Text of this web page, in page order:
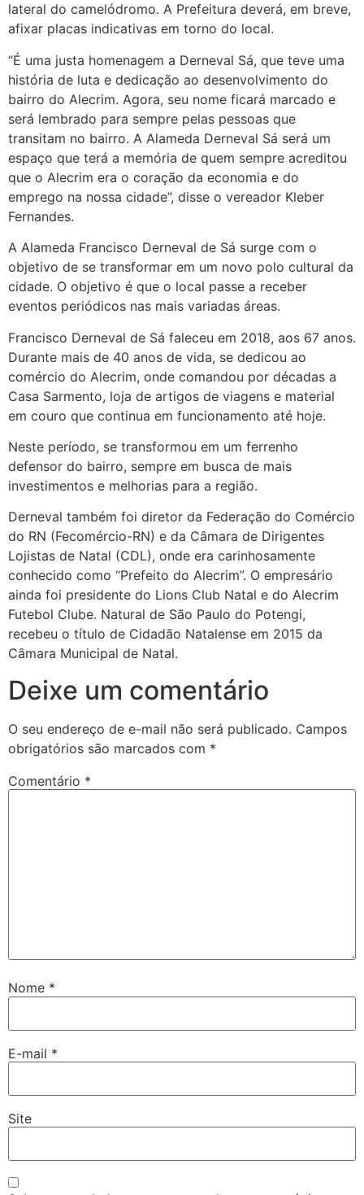
lateral do camelódromo. A Prefeitura deverá, em breve,
afixar placas indicativas em torno do local.
“É uma justa homenagem a Derneval Sá, que teve uma
história de luta e dedicação ao desenvolvimento do
bairro do Alecrim. Agora, seu nome ficará marcado e
será lembrado para sempre pelas pessoas que
transitam no bairro. A Alameda Derneval Sá será um
espaço que terá a memória de quem sempre acreditou
que o Alecrim era o coração da economia e do
emprego na nossa cidade”, disse o vereador Kleber
Fernandes.
A Alameda Francisco Derneval de Sá surge com o
objetivo de se transformar em um novo polo cultural da
cidade. O objetivo é que o local passe a receber
eventos periódicos nas mais variadas áreas.
Francisco Derneval de Sá faleceu em 2018, aos 67 anos.
Durante mais de 40 anos de vida, se dedicou ao
comércio do Alecrim, onde comandou por décadas a
Casa Sarmento, loja de artigos de viagens e material
em couro que continua em funcionamento até hoje.
Neste período, se transformou em um ferrenho
defensor do bairro, sempre em busca de mais
investimentos e melhorias para a região.
Derneval também foi diretor da Federação do Comércio
do RN (Fecomércio-RN) e da Câmara de Dirigentes
Lojistas de Natal (CDL), onde era carinhosamente
conhecido como “Prefeito do Alecrim”. O empresário
ainda foi presidente do Lions Club Natal e do Alecrim
Futebol Clube. Natural de São Paulo do Potengi,
recebeu o título de Cidadão Natalense em 2015 da
Câmara Municipal de Natal.
Deixe um comentário
O seu endereço de e-mail não será publicado. Campos
obrigatórios são marcados com *
Comentário *
Nome *
E-mail *
Site